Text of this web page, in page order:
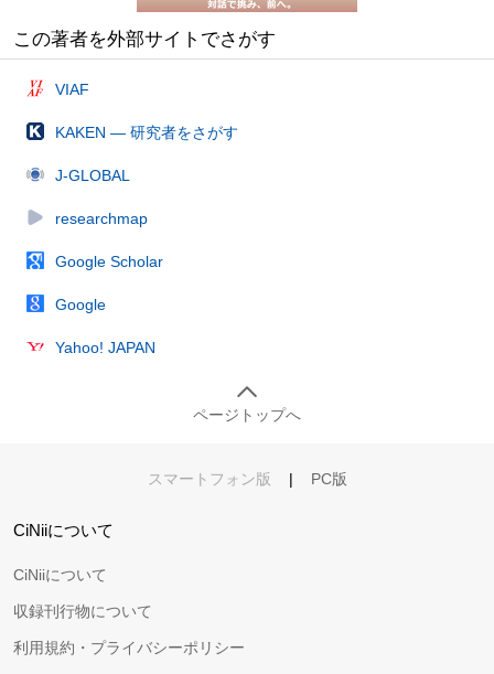
この著者を外部サイトでさがす
VIAF
KAKEN — 研究者をさがす
J-GLOBAL
researchmap
Google Scholar
Google
Yahoo! JAPAN
ページトップへ
スマートフォン版 | PC版
CiNiiについて
CiNiiについて
収録刊行物について
利用規約・プライバシーポリシー